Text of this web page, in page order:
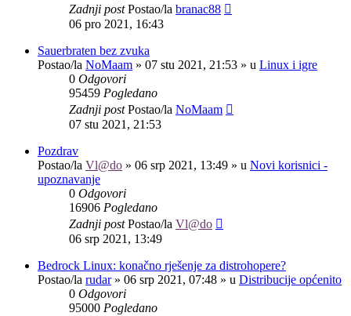
Zadnji postPostao/la branac88
06 pro 2021, 16:43
Sauerbraten bez zvuka
Postao/la NoMaam » 07 stu 2021, 21:53 » u Linux i igre
0 Odgovori
95459 Pogledano
Zadnji postPostao/la NoMaam
07 stu 2021, 21:53
Pozdrav
Postao/la Vl@do » 06 srp 2021, 13:49 » u Novi korisnici -
upoznavanje
0 Odgovori
16906 Pogledano
Zadnji postPostao/la Vl@do
06 srp 2021, 13:49
Bedrock Linux: konačno rješenje za distrohopere?
Postao/la rudar» 06 srp 2021, 07:48 » u Distribucije općenito
0 Odgovori
95000 Pogledano